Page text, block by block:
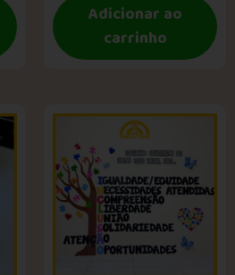
Adicionar ao
carrinho